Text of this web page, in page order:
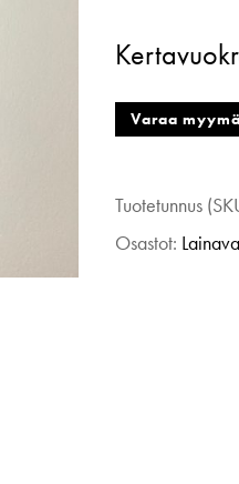
Helsinki,
trikoomekko,
XS
Varaa
Tuotetunnus
Osastot: